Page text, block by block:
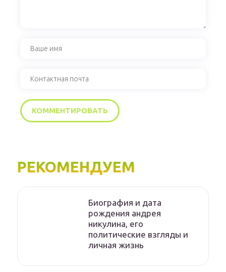
РЕКОМЕНДУЕМ
Биография и дата
рождения андрея
никулина, его
политические взгляды и
личная жизнь